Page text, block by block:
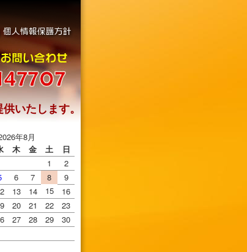
いたします。
年8月
木 金 土
日
1
2
6 7 8
9
13 14 15
16
20 21 22
23
27 28 29
30